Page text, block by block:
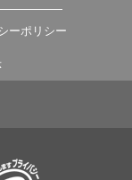
ーポリシー